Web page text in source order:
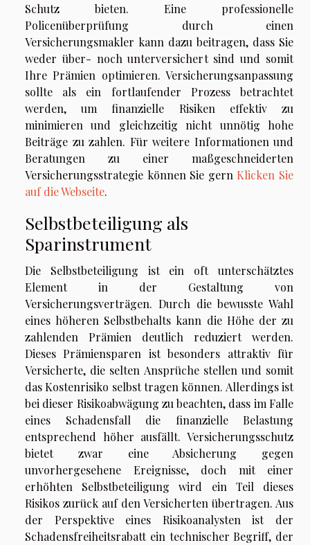
Schutz bieten. Eine professionelle
Policenüberprüfung durch einen
Versicherungsmakler kann dazu beitragen, dass Sie
weder über- noch unterversichert sind und somit
Ihre Prämien optimieren. Versicherungsanpassung
sollte als ein fortlaufender Prozess betrachtet
werden, um finanzielle Risiken effektiv zu
minimieren und gleichzeitig nicht unnötig hohe
Beiträge zu zahlen. Für weitere Informationen und
Beratungen zu einer maßgeschneiderten
Versicherungsstrategie können Sie gern Klicken Sie
auf die Webseite.
Selbstbeteiligung als
Sparinstrument
Die Selbstbeteiligung ist ein oft unterschätztes
Element in der Gestaltung von
Versicherungsverträgen. Durch die bewusste Wahl
eines höheren Selbstbehalts kann die Höhe der zu
zahlenden Prämien deutlich reduziert werden.
Dieses Prämiensparen ist besonders attraktiv für
Versicherte, die selten Ansprüche stellen und somit
das Kostenrisiko selbst tragen können. Allerdings ist
bei dieser Risikoabwägung zu beachten, dass im Falle
eines Schadensfall die finanzielle Belastung
entsprechend höher ausfällt. Versicherungsschutz
bietet zwar eine Absicherung gegen
unvorhergesehene Ereignisse, doch mit einer
erhöhten Selbstbeteiligung wird ein Teil dieses
Risikos zurück auf den Versicherten übertragen. Aus
der Perspektive eines Risikoanalysten ist der
Schadensfreiheitsrabatt ein technischer Begriff, der